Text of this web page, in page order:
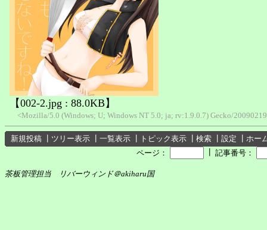
【002-2.jpg : 88.0KB】
<Mozilla/5.0 (Windows; U; Windows NT 5.0; ja; rv:1.9.0.7) Gecko/
新規投稿 ツリー表示 一覧表示 トピック表示 検索 設定
ホー
ページ：
記事番号：
茶板管理担当 リバーウィンド＠akiharu国